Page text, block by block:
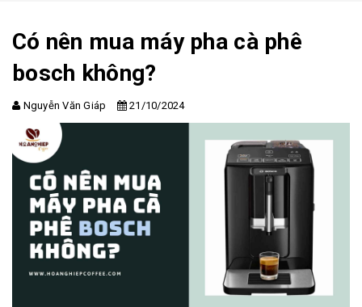
Có nên mua máy pha cà phê
bosch không?
Nguyễn Văn Giáp 21/10/2024